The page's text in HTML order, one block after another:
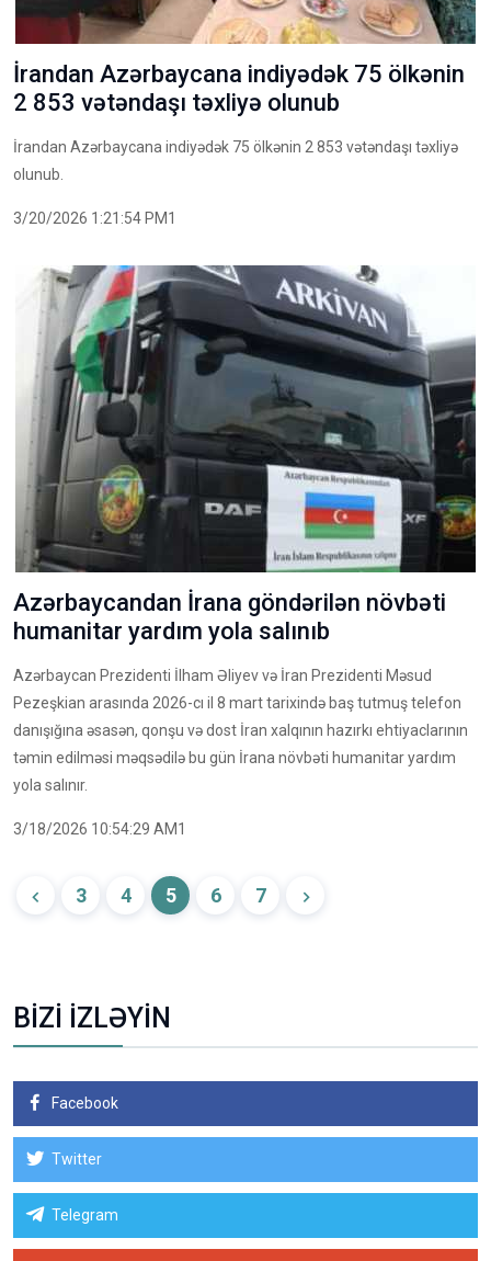
İrandan Azərbaycana indiyədək 75 ölkənin
2 853 vətəndaşı təxliyə olunub
İrandan Azərbaycana indiyədək 75 ölkənin 2 853 vətəndaşı təxliyə
olunub.
3/20/2026 1:21:54 PM1
Azərbaycandan İrana göndərilən növbəti
humanitar yardım yola salınıb
Azərbaycan Prezidenti İlham Əliyev və İran Prezidenti Məsud
Pezeşkian arasında 2026-cı il 8 mart tarixində baş tutmuş telefon
danışığına əsasən, qonşu və dost İran xalqının hazırkı ehtiyaclarının
təmin edilməsi məqsədilə bu gün İrana növbəti humanitar yardım
yola salınır.
3/18/2026 10:54:29 AM1
3 4 5 6 7
BİZİ İZLƏYİN
Facebook
Twitter
Telegram